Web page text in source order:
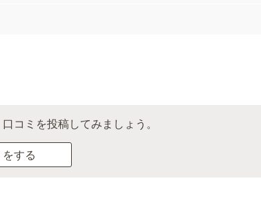
コミを投稿してみましょう。
する